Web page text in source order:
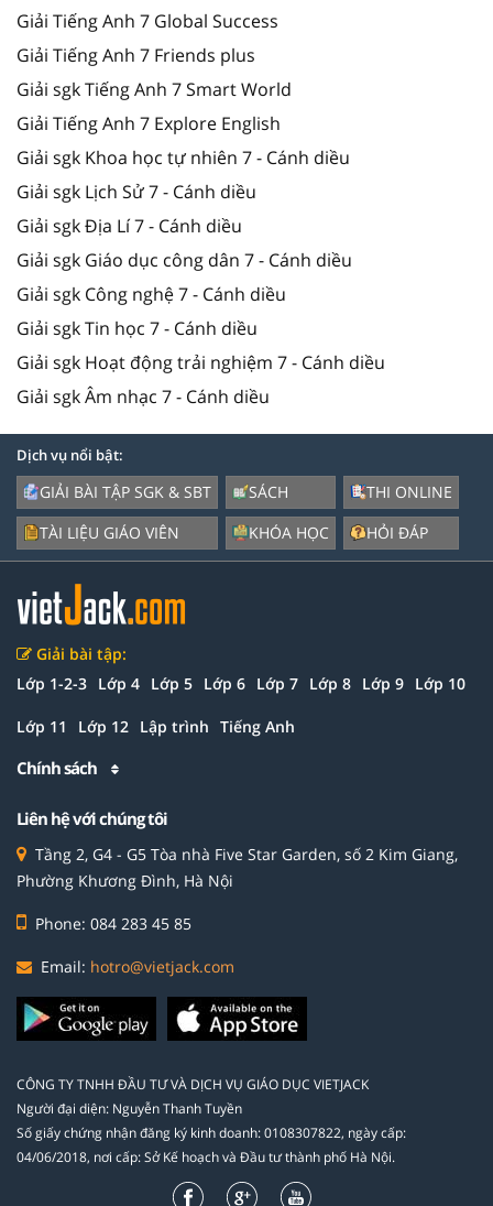
Giải Tiếng Anh 7 Global Success
Giải Tiếng Anh 7 Friends plus
Giải sgk Tiếng Anh 7 Smart World
Giải Tiếng Anh 7 Explore English
Giải sgk Khoa học tự nhiên 7 - Cánh diều
Giải sgk Lịch Sử 7 - Cánh diều
Giải sgk Địa Lí 7 - Cánh diều
Giải sgk Giáo dục công dân 7 - Cánh diều
Giải sgk Công nghệ 7 - Cánh diều
Giải sgk Tin học 7 - Cánh diều
Giải sgk Hoạt động trải nghiệm 7 - Cánh diều
Giải sgk Âm nhạc 7 - Cánh diều
Dịch vụ nổi bật:
GIẢI BÀI TẬP SGK & SBT
TÀI LIỆU GIÁO VIÊN
SÁCH
KHÓA HỌC
THI ONLINE
HỎI ĐÁP
Giải bài tập:
Lớp 1-2-3 Lớp 4 Lớp 5 Lớp 6 Lớp 7 Lớp 8 Lớp 9 Lớp 10
Lớp 11 Lớp 12 Lập trình Tiếng Anh
Chính sách
Liên hệ với chúng tôi
Tầng 2, G4 - G5 Tòa nhà Five Star Garden, số 2 Kim Giang,
Phường Khương Đình, Hà Nội
Phone: 084 283 45 85
Email: hotro@vietjack.com
CÔNG TY TNHH ĐẦU TƯ VÀ DỊCH VỤ GIÁO DỤC VIETJACK
Người đại diện: Nguyễn Thanh Tuyền
Số giấy chứng nhận đăng ký kinh doanh: 0108307822, ngày cấp:
04/06/2018, nơi cấp: Sở Kế hoạch và Đầu tư thành phố Hà Nội.